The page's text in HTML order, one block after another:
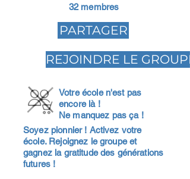
32 membres
PARTAGER
REJOINDRE LE GROUPE
Votre école n'est pas
encore là !
Ne manquez pas ça !
Soyez pionnier ! Activez votre
école. Rejoignez le groupe et
gagnez la gratitude des générations
futures !